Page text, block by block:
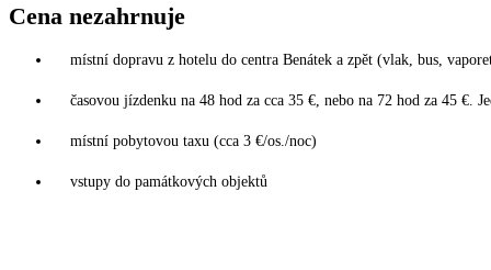
Cena nezahrnuje
místní dopravu z hotelu do centra Benátek a zpět (vlak, bus,
časovou jízdenku na 48 hod za cca 35 €, nebo na 72 hod za 45 €.
místní pobytovou taxu (cca 3 €/os./noc)
vstupy do památkových objektů